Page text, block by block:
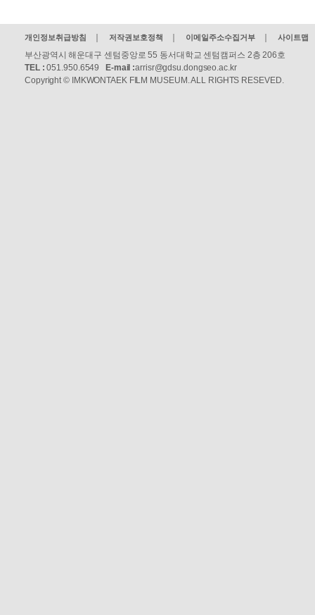
개인정보취급방침 저작권보호정책 이메일주소수집거부 사이트맵
부산광역시 해운대구 센텀중앙로 55 동서대학교 센텀캠퍼스 2층 206호
TEL : 051.950.6549 E-mail :arrisr@gdsu.dongseo.ac.kr
Copyright © IMKWONTAEK FILM MUSEUM. ALL RIGHTS RESEVED.